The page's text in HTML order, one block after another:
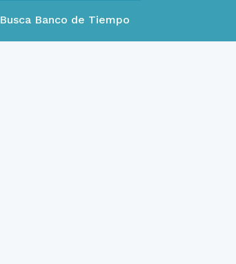
Busca Banco de Tiempo